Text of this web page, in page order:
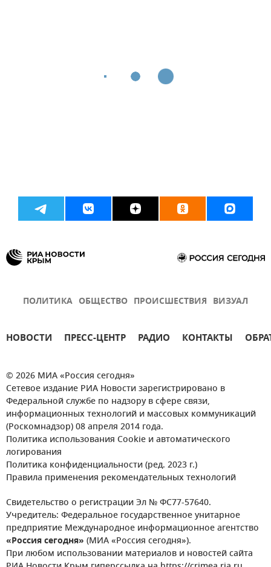
ПОЛИТИКА ОБЩЕСТВО ПРОИСШЕСТВИЯ ВИЗУАЛ
НОВОСТИ ПРЕСС-ЦЕНТР РАДИО КОНТАКТЫ
© 2026 МИА «Россия сегодня»
Сетевое издание РИА Новости зарегистрировано в
Федеральной службе по надзору в сфере связи,
информационных технологий и массовых коммуникаций
(Роскомнадзор) 08 апреля 2014 года.
Политика использования Cookie и автоматического
логирования
Политика конфиденциальности (ред. 2023 г.)
Правила применения рекомендательных технологий
Свидетельство о регистрации Эл № ФС77-57640.
Учредитель: Федеральное государственное унитарное
предприятие Международное информационное агентство
«Россия сегодня» (МИА «Россия сегодня»).
При любом использовании материалов и новостей сайта